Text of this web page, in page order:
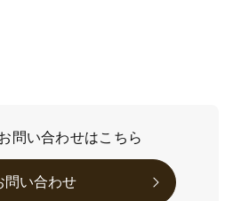
問い合わせはこちら
問い合わせ